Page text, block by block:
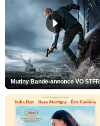
Mutiny Bande-annonce VO STFR